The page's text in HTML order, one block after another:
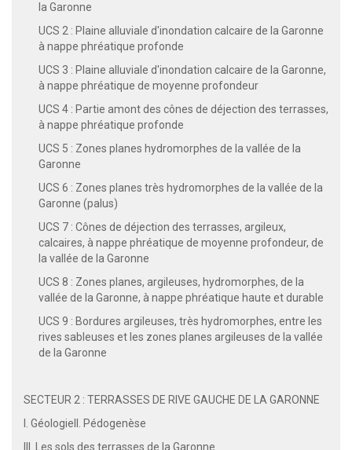
la Garonne
UCS 2 : Plaine alluviale d'inondation calcaire de la Garonne
à nappe phréatique profonde
UCS 3 : Plaine alluviale d'inondation calcaire de la Garonne,
à nappe phréatique de moyenne profondeur
UCS 4 : Partie amont des cônes de déjection des terrasses,
à nappe phréatique profonde
UCS 5 : Zones planes hydromorphes de la vallée de la
Garonne
UCS 6 : Zones planes très hydromorphes de la vallée de la
Garonne (palus)
UCS 7 : Cônes de déjection des terrasses, argileux,
calcaires, à nappe phréatique de moyenne profondeur, de
la vallée de la Garonne
UCS 8 : Zones planes, argileuses, hydromorphes, de la
vallée de la Garonne, à nappe phréatique haute et durable
UCS 9 : Bordures argileuses, très hydromorphes, entre les
rives sableuses et les zones planes argileuses de la vallée
de la Garonne
SECTEUR 2 : TERRASSES DE RIVE GAUCHE DE LA GARONNE
I. GéologieII. Pédogenèse
III. Les sols des terrasses de la Garonne